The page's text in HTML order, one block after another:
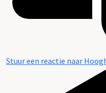
Stuur een reactie naar